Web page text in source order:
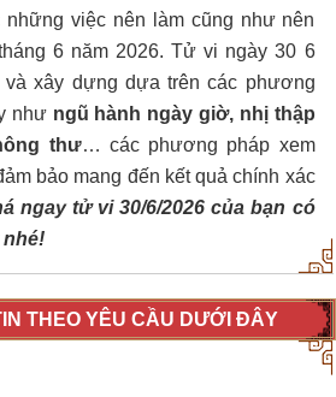
việc nên làm cũng như nên
6 năm 2026. Tử vi ngày 30 6
xây dựng dựa trên các phương
như ngũ hành ngày giờ, nhị thập
thư… các phương pháp xem
bảo mang đến kết quả chính xác
ngay tử vi 30/6/2026 của bạn có
THEO YÊU CẦU DƯỚI ĐÂY